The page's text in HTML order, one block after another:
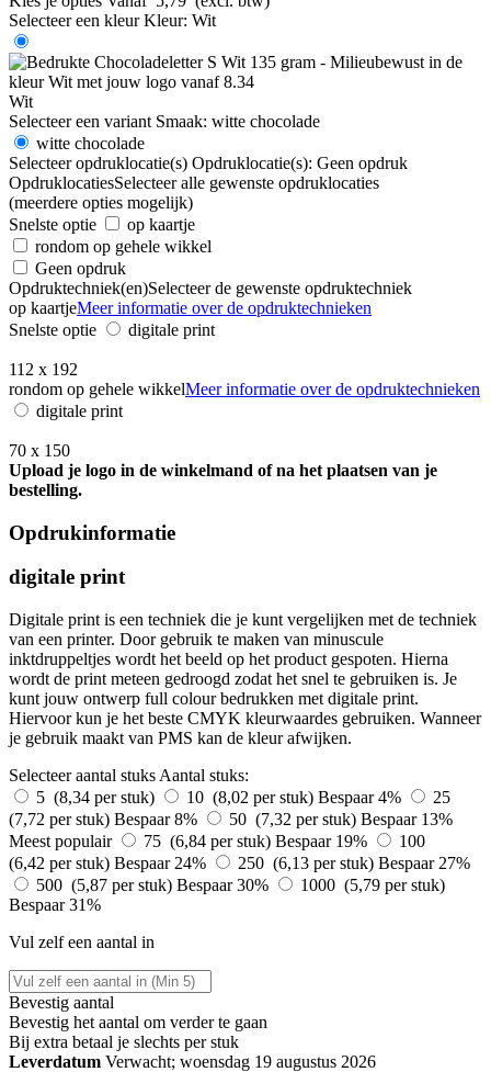
Selecteer een kleur Kleur: Wit
Wit
Selecteer een variant Smaak: witte chocolade
witte chocolade
Selecteer opdruklocatie(s) Opdruklocatie(s): Geen opdruk
OpdruklocatiesSelecteer alle gewenste opdruklocaties
(meerdere opties mogelijk)
Snelste optie
op kaartje
rondom op gehele wikkel
Geen opdruk
Opdruktechniek(en)Selecteer de gewenste opdruktechniek
op kaartjeMeer informatie over de opdruktechnieken
Snelste optie
digitale print
112 x 192
rondom op gehele wikkelMeer informatie over de opdruktechnieken
digitale print
70 x 150
Upload je logo in de winkelmand of na het plaatsen van je
bestelling.
Opdrukinformatie
digitale print
Digitale print is een techniek die je kunt vergelijken met de techniek
van een printer. Door gebruik te maken van minuscule
inktdruppeltjes wordt het beeld op het product gespoten. Hierna
wordt de print meteen gedroogd zodat het snel te gebruiken is. Je
kunt jouw ontwerp full colour bedrukken met digitale print.
Hiervoor kun je het beste CMYK kleurwaardes gebruiken. Wanneer
je gebruik maakt van PMS kan de kleur afwijken.
Selecteer aantal stuks Aantal stuks:
5 (8,34 per stuk)
10 (8,02 per stuk) Bespaar 4%
25
(7,72 per stuk) Bespaar 8% 50 (7,32 per stuk) Bespaar 13%
Meest populair
75 (6,84 per stuk) Bespaar 19%
100
(6,42 per stuk) Bespaar 24% 250 (6,13 per stuk) Bespaar 27%
500 (5,87 per stuk) Bespaar 30%
1000 (5,79 per stuk)
Bespaar 31%
Vul zelf een aantal in
Bevestig aantal
Bevestig het aantal om verder te gaan
Bij extra betaal je slechts per stuk
Leverdatum Verwacht; woensdag 19 augustus 2026